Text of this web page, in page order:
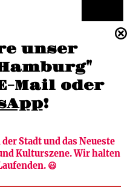
unser
Update per E-Mail oder
!
Stadt und das Neueste
Kulturszene. Wir halten
😃